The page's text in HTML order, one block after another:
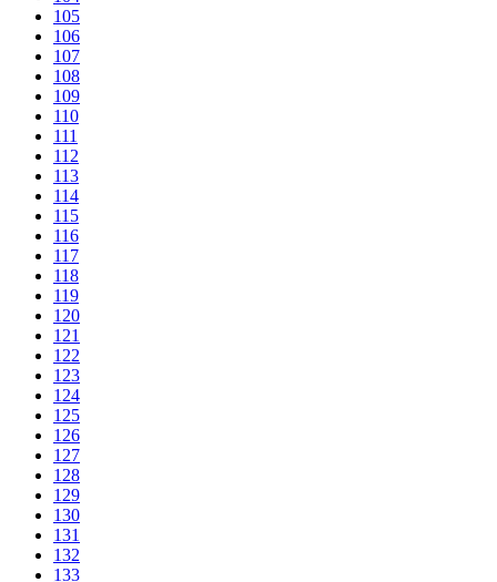
105
106
107
108
109
110
111
112
113
114
115
116
117
118
119
120
121
122
123
124
125
126
127
128
129
130
131
132
133